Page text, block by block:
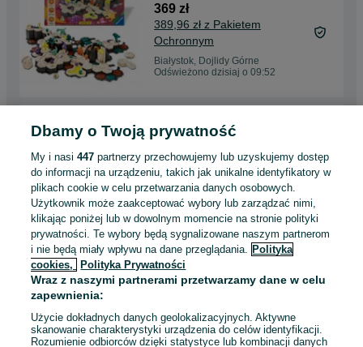
Ravensburger ORYGINAŁ
369 zł
389,96 zł z Pakietem
Ochronnym
Białystok, Dojlidy Górne
Odświeżono dzisiaj o 09:52
NOWE BITZEE DOGHOUSE
Psi Domek interaktywne
119 zł
127,75 zł z Pakietem
Ochronnym
Białystok, Dojlidy Górne
Odświeżono dzisiaj o 09:43
NOWY Zestaw Hot Wheels
Track Builder dodatkowe tory
180,76 zł z Pakietem
Ochronnym
Dbamy o Twoją prywatność
My i nasi447 partnerzy przechowujemy lub uzyskujemy dostęp
do informacji na urządzeniu, takich jak unikalne identyfikatory w
plikach cookie w celu przetwarzania danych osobowych.
Użytkownik może zaakceptować wybory lub zarządzać nimi,
klikając poniżej lub w dowolnym momencie na stronie polityki
prywatności. Te wybory będą sygnalizowane naszym partnerom
i nie będą miały wpływu na dane przeglądania. Polityka
cookies,
Polityka Prywatności
Wraz z naszymi partnerami przetwarzamy dane w celu
zapewnienia:
Użycie dokładnych danych geolokalizacyjnych. Aktywne
skanowanie charakterystyki urządzenia do celów identyfikacji.
Rozumienie odbiorców dzięki statystyce lub kombinacji danych